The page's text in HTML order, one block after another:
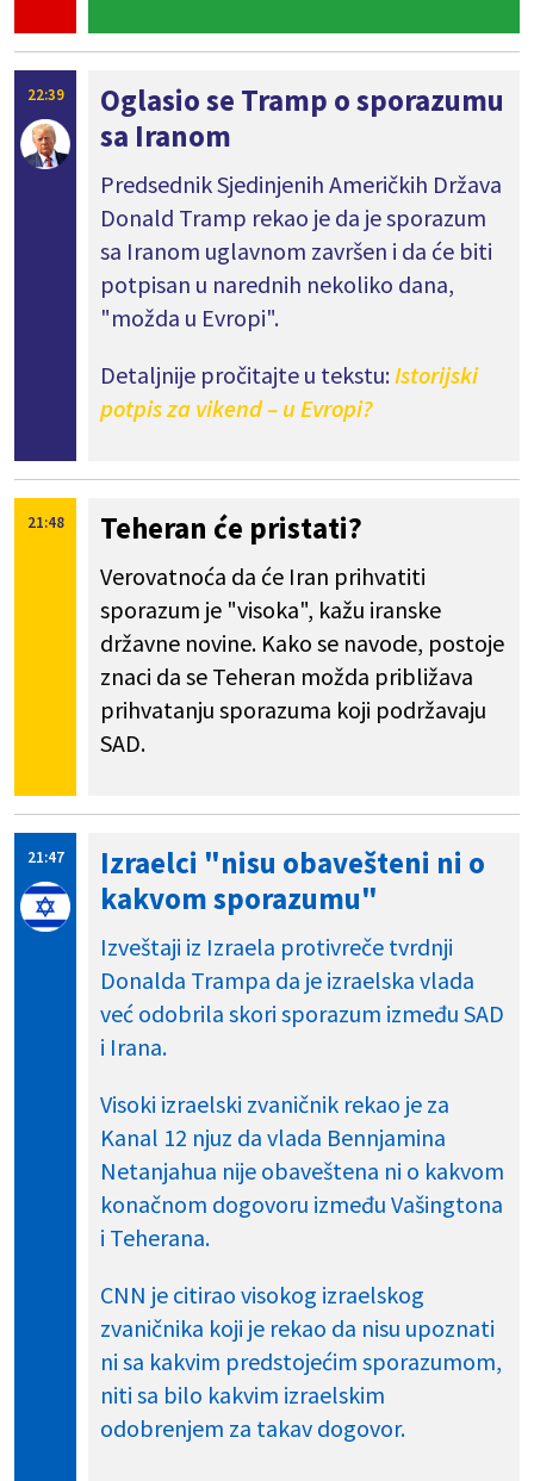
22:39
Oglasio se Tramp o sporazumu
sa Iranom
Predsednik Sjedinjenih Američkih Država
Donald Tramp rekao je da je sporazum
sa Iranom uglavnom završen i da će biti
potpisan u narednih nekoliko dana,
"možda u Evropi".
Detaljnije pročitajte u tekstu:Istorijski
potpis za vikend – u Evropi?
21:48 Teheran će pristati?
Verovatnoća da će Iran prihvatiti
sporazum je "visoka", kažu iranske
državne novine. Kako se navode, postoje
znaci da se Teheran možda približava
prihvatanju sporazuma koji podržavaju
SAD.
21:47
Izraelci "nisu obavešteni ni o
kakvom sporazumu"
Izveštaji iz Izraela protivreče tvrdnji
Donalda Trampa da je izraelska vlada
već odobrila skori sporazum između SAD
i Irana.
Visoki izraelski zvaničnik rekao je za
Kanal 12 njuz da vlada Bennjamina
Netanjahua nije obaveštena ni o kakvom
konačnom dogovoru između Vašingtona
i Teherana.
CNN je citirao visokog izraelskog
zvaničnika koji je rekao da nisu upoznati
ni sa kakvim predstojećim sporazumom,
niti sa bilo kakvim izraelskim
odobrenjem za takav dogovor.